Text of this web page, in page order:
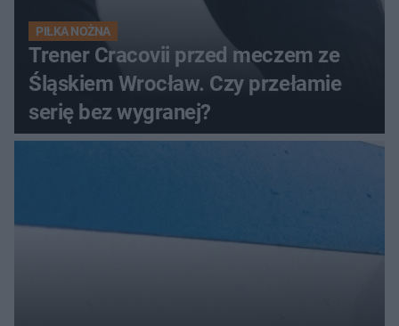
PIŁKA NOŻNA
Trener Cracovii przed meczem ze
Śląskiem Wrocław. Czy przełamie
serię bez wygranej?